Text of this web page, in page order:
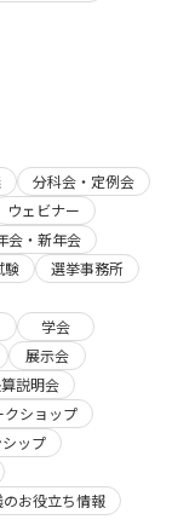
分科会・定例会
ウェビナー
会・新年会
験
選挙事務所
学会
展示会
説明会
クショップ
ップ
のお役立ち情報